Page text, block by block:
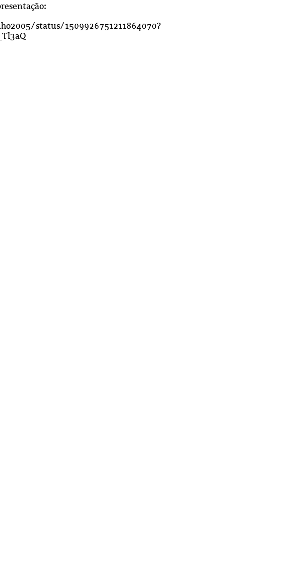
status/1509926751211864070?